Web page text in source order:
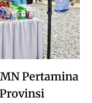
Pertamina